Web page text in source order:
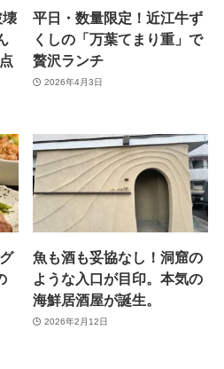
平日・数量限定！近江牛ず
くしの「万葉てまり重」で
贅沢ランチ
2026年4月3日
魚も酒も妥協なし！洞窟の
ような入口が目印。本気の
海鮮居酒屋が誕生。
2026年2月12日